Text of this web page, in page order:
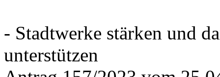
- Stadtwerke stärken und
unterstützen